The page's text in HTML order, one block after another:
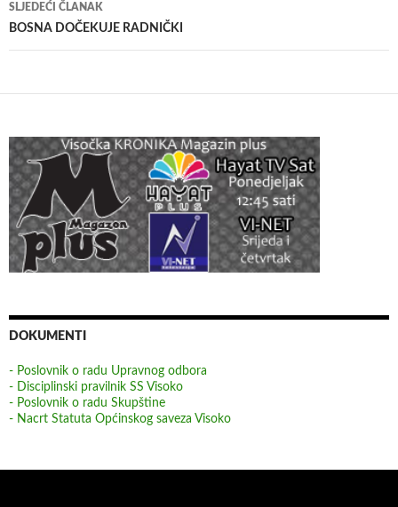
SLJEDEĆI ČLANAK
BOSNA DOČEKUJE RADNIČKI
DOKUMENTI
- Poslovnik o radu Upravnog odbora
- Disciplinski pravilnik SS Visoko
- Poslovnik o radu Skupštine
- Nacrt Statuta Općinskog saveza Visoko